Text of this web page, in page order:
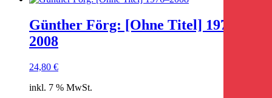
Günther Förg: [Ohne Titel] 1976–
2008
24,80 €
inkl. 7 % MwSt.